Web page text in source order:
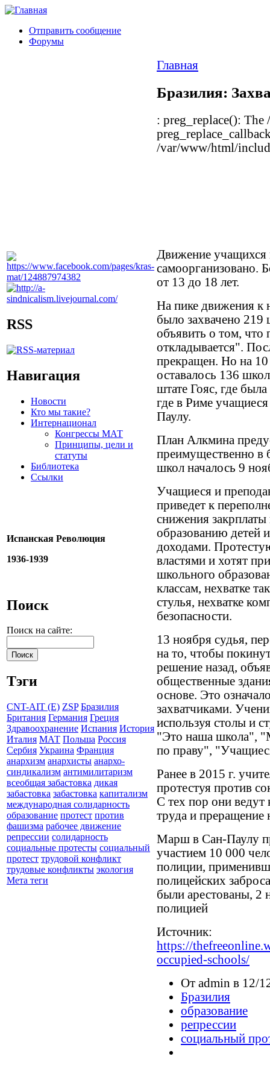
Отправить сообщение
Форумы
RSS
Навигация
Новости
Кто мы такие?
Интернационал
Конгрессы МАТ
Принципы, цели и
статуты
Библиотека
Ссылки
Испанская Революция
1936-1939
Поиск
Поиск на сайте:
Тэги
CNT-AIT (E) ZSP Бразилия
Британия Германия Греция
Здравоохранение Испания История
Италия МАТ Польша Россия
Сербия Украина Франция
анархизм анархисты анархо-
синдикализм антимилитаризм
всеобщая забастовка дикая
забастовка забастовка капитализм
международная солидарность
образование протест против
фашизма рабочее движение
репрессии солидарность
социальные протесты социальный
протест трудовой конфликт
трудовые конфликты экология
Мета теги
Главная
Бразилия:
: preg_replace(): The
/var/www/html/
Движение
самоорганизовано.
от 13 до 18 лет.
На пике движения к
было захвачено
объявить о том, что
откладывается".
прекращен. Но на
оставалось 136
штате Гояс, где
где в Риме
Паулу.
План Алкмина
преимущественно в
школ началось 9
Учащиеся и
приведет к
снижения
образованию детей
доходами.
властями и хотят
школьного
классам, нехватке
стулья, нехватке
безопасности.
13 ноября судья,
на то, чтобы
решение назад,
общественные
основе. Это
захватчиками.
используя столы и
"Это наша школа",
по праву",
Ранее в 2015 г.
протестуя против
С тех пор они
труда и преращение
Марш в Сан-Паулу
участием 10 000
полиции,
полицейских
были арестованы, 2
полицией
Источник:
https://
occupied-schools/
От admin в 12/
Бразилия
образование
репрессии
социальный